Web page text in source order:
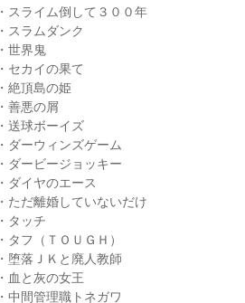
・スライム倒して３００年
・スラムダンク
・世界鬼
・セカイの果て
・絶頂島の姫
・善悪の屑
・送球ボーイズ
・ダーウィンズゲーム
・ダービージョッキー
・ダイヤのエース
・ただ離婚していないだけ
・タッチ
・タフ（ＴＯＵＧＨ）
・堕落ＪＫと廃人教師
・血と灰の女王
・中間管理職トネガワ